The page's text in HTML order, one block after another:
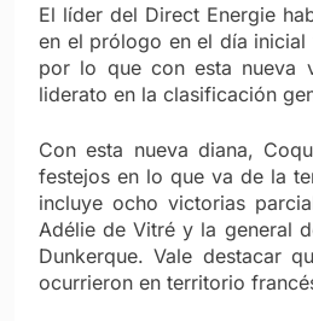
El líder del Direct Energie
en el prólogo en el día inicial
por lo que con esta nueva
liderato en la clasificación
Con esta nueva diana,
festejos en lo que va de la
incluye ocho victorias
Adélie de Vitré y la general
Dunkerque. Vale destacar
ocurrieron en territorio